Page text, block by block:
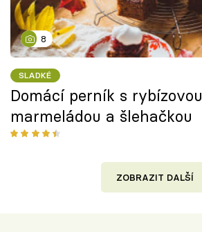
8
SLADKÉ
Domácí perník s rybízovou
marmeládou a šlehačkou
ZOBRAZIT DALŠÍ